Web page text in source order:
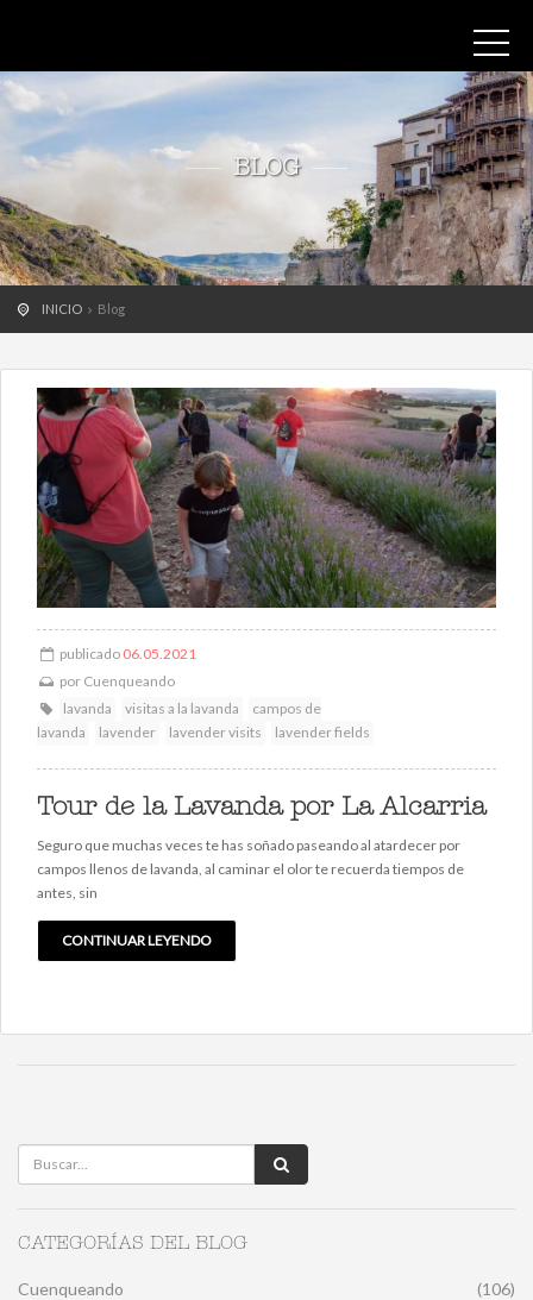
BLOG
INICIO Blog
publicado 06.05.2021
por Cuenqueando
lavanda
visitas a la lavanda
campos de
lavanda
lavender lavender visits lavender fields
Tour de la Lavanda por La Alcarria
Seguro que muchas veces te has soñado paseando al atardecer por
campos llenos de lavanda, al caminar el olor te recuerda tiempos de
antes, sin
CONTINUAR LEYENDO
CATEGORÍAS DEL BLOG
Cuenqueando (106)